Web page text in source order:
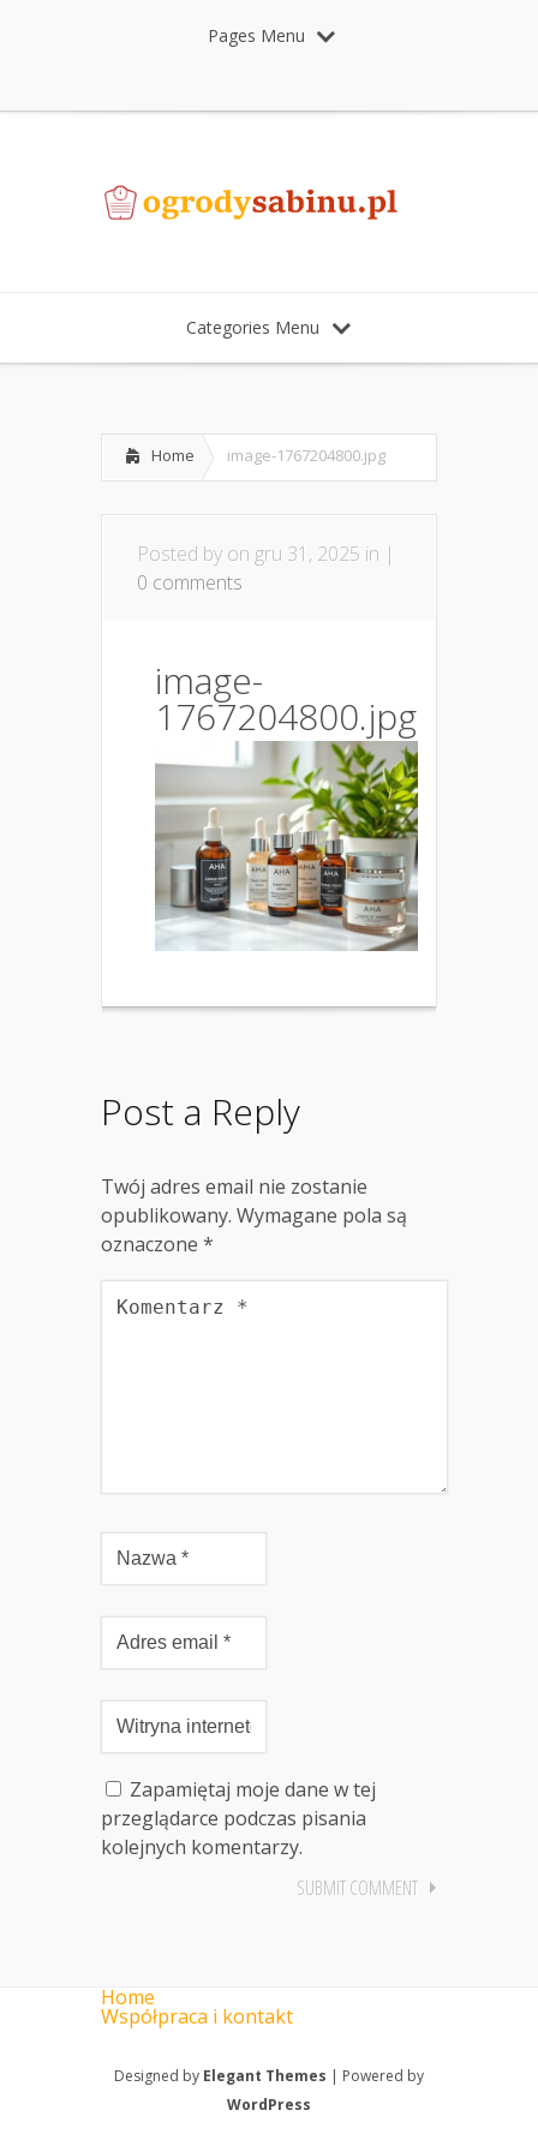
Pages Menu
Categories Menu
Home image-1767204800.jpg
Posted by on gru 31, 2025 in |
0 comments
image-
1767204800.jpg
Post a Reply
Twój adres email nie zostanie
opublikowany. Wymagane pola są
oznaczone *
Zapamiętaj moje dane w tej
przeglądarce podczas pisania
kolejnych komentarzy.
Home
Współpraca i kontakt
Designed by Elegant Themes | Powered by
WordPress